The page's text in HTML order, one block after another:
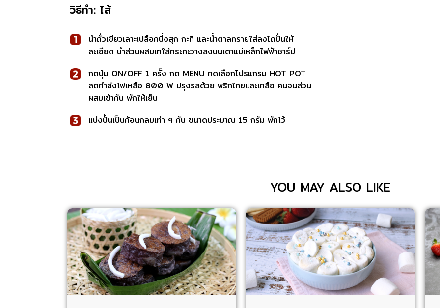
วิธีทำ: ไส้
นำถั่วเขียวเลาะเปลือกนึ่งสุก กะทิ และน้ำตาลทรายใส่ลงโถปั่นให้
ละเอียด นำส่วนผสมเทใส่กระทะวางลงบนเตาแม่เหล็กไฟฟ้าชาร์ป
กดปุ่ม ON/OFF 1 ครั้ง กด MENU กดเลือกโปรแกรม HOT POT
ลดกำลังไฟเหลือ 800 W ปรุงรสด้วย พริกไทยและเกลือ คนจนส่วน
ผสมเข้ากัน พักให้เย็น
แบ่งปั้นเป็นก้อนกลมเท่า ๆ กัน ขนาดประมาณ 15 กรัม พักไว้
YOU MAY ALSO LIKE